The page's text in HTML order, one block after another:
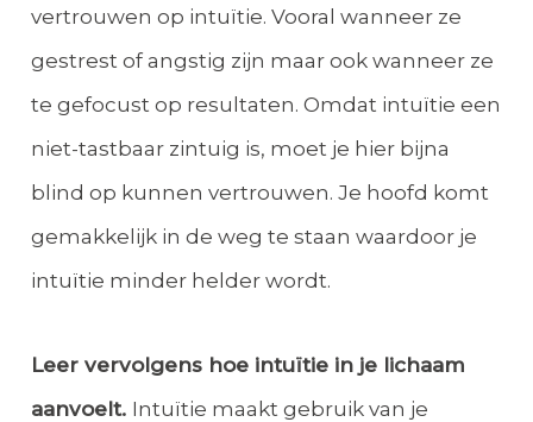
vertrouwen op intuïtie. Vooral wanneer ze
gestrest of angstig zijn maar ook wanneer ze
te gefocust op resultaten. Omdat intuïtie een
niet-tastbaar zintuig is, moet je hier bijna
blind op kunnen vertrouwen. Je hoofd komt
gemakkelijk in de weg te staan waardoor je
intuïtie minder helder wordt.
Leer vervolgens hoe intuïtie in je lichaam
aanvoelt. Intuïtie maakt gebruik van je